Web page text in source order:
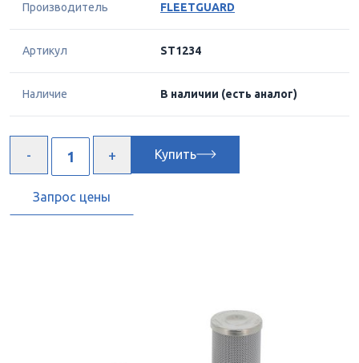
Производитель FLEETGUARD
Артикул ST1234
Наличие В наличии (есть аналог)
Купить
Запрос цены